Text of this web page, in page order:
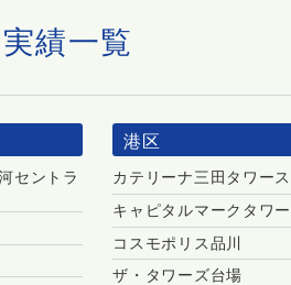
績一覧
セントラ
港区
カテリーナ三田タワース
キャピタルマークタワー
コスモポリス品川
ザ・タワーズ台場